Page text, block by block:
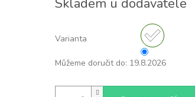
cena:
Skladem u dodavatele
Varianta
Můžeme doručit do: 19.8.2026